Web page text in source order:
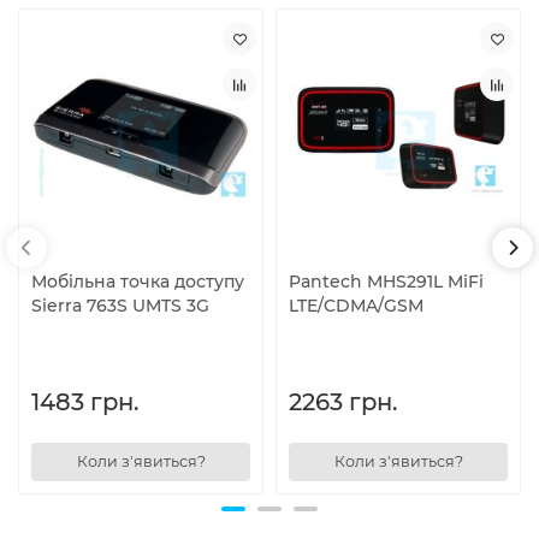
Мобільна точка доступу
Sierra 763S UMTS 3G
1483 грн.
Коли з'явиться?
Pantech MHS291L MiFi
LTE/CDMA/GSM
2263 грн.
Коли з'явиться?